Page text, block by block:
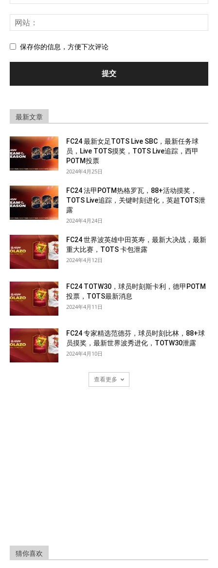
保存你的信息，方便下次评论
最新文章
FC24 最新女足TOTS Live SBC，最新任务球
员，Live TOTS摸奖，TOTS Live追踪，西甲
POTM投票
2024年4月25日
FC24 法甲POTM热格罗瓦，88+活动摸奖，
TOTS Live追踪，关键时刻进化，英超TOTS泄
露
2024年4月24日
FC24 世界波英雄中田英寿，最新大决战，最新
重大比赛，TOTS 卡包泄露
2024年4月12日
FC24 TOTW30，球员时刻斯卡利，德甲POTM
投票，TOTS最新消息
2024年4月11日
FC24 专家精选范德芬，球员时刻比林，88+球
员摸奖，最新世界波秀进化，TOTW30泄露
2024年4月10日
查看更多
猜你喜欢